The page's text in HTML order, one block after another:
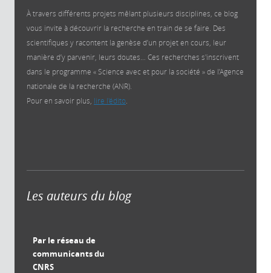
À travers différents projets mêlant plusieurs disciplines, ce blog
vous invite à découvrir la recherche en train de se faire. Des
scientifiques y racontent la genèse d’un projet en cours, leur
manière d’y parvenir, leurs doutes… Ces recherches s'inscrivent
dans le programme « Science avec et pour la société » de l’Agence
nationale de la recherche (ANR).
Pour en savoir plus, lire l'édito
Les auteurs du blog
Par le réseau de
communicants du
CNRS